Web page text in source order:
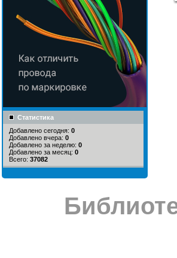
Статистика
Добавлено сегодня: 0
Добавлено вчера: 0
Добавлено за неделю: 0
Добавлено за месяц: 0
Всего: 37082